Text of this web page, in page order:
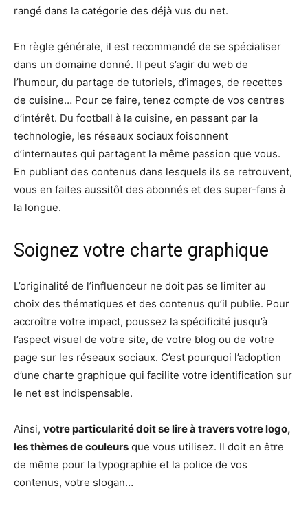
rangé dans la catégorie des déjà vus du net.
En règle générale, il est recommandé de se spécialiser
dans un domaine donné. Il peut s’agir du web de
l’humour, du partage de tutoriels, d’images, de recettes
de cuisine… Pour ce faire, tenez compte de vos centres
d’intérêt. Du football à la cuisine, en passant par la
technologie, les réseaux sociaux foisonnent
d’internautes qui partagent la même passion que vous.
En publiant des contenus dans lesquels ils se retrouvent,
vous en faites aussitôt des abonnés et des super-fans à
la longue.
Soignez votre charte graphique
L’originalité de l’influenceur ne doit pas se limiter au
choix des thématiques et des contenus qu’il publie. Pour
accroître votre impact, poussez la spécificité jusqu’à
l’aspect visuel de votre site, de votre blog ou de votre
page sur les réseaux sociaux. C’est pourquoi l’adoption
d’une charte graphique qui facilite votre identification sur
le net est indispensable.
Ainsi, votre particularité doit se lire à travers votre logo,
les thèmes de couleurs que vous utilisez. Il doit en être
de même pour la typographie et la police de vos
contenus, votre slogan…